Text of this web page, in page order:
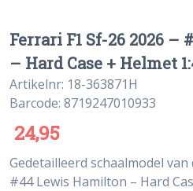
Ferrari F1 Sf-26 2026
– Hard Case + Helmet
Artikelnr: 18-363871H
Barcode: 8719247010933
24,95
Gedetailleerd schaalmodel van
#44 Lewis Hamilton – Hard